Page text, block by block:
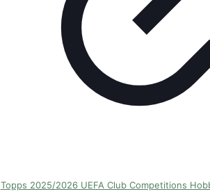
Topps 2025/2026 UEFA Club Competitions